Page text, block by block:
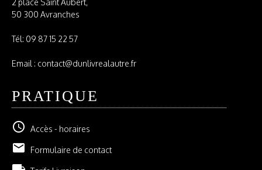
2 place Saint Aubert,
50 300 Avranches
Tél: 09 87 15 22 57
Email : contact@dunlivrealautre.fr
PRATIQUE
schedule Accès - horaires
email Formulaire de contact